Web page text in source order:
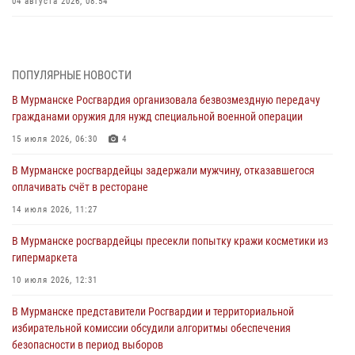
03 августа 2026, 12:23 4
Сотрудники вневедомственной охраны Росгвардии пресекли
хулиганские действия дебошира на автозаправочной станции
города Кандалакши
Сотрудники Росгвардии провели инструктаж по
антитеррористической защищенности для членов избирательных
31 июля 2026, 08:48 3
Сотрудники Росгвардии задержали мужчину, не оплатившего счет в
30 июля 2026, 14:09
В Управлении Росгвардии по Мурманской области прошло пожарно-
ПОПУЛЯРНЫЕ НОВОСТИ
В Мурманске Росгвардия организовала безвозмездную передачу
гражданами оружия для нужд специальной военной операции
15 июля 2026, 06:30 4
В Мурманске росгвардейцы задержали мужчину, отказавшегося
оплачивать счёт в ресторане
14 июля 2026, 11:27
В Мурманске росгвардейцы пресекли попытку кражи косметики из
гипермаркета
10 июля 2026, 12:31
В Мурманске представители Росгвардии и территориальной
избирательной комиссии обсудили алгоритмы обеспечения
безопасности в период выборов